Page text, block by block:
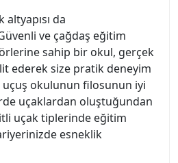
da
ve çağdaş eğitim
sahip bir okul, gerçek
ederek size pratik deneyim
uçuş okulunun filosunun iyi
uçaklardan oluştuğundan
uçak tiplerinde eğitim
esneklik